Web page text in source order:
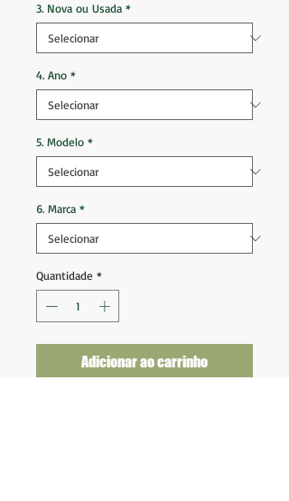
3. Nova ou Usada *
4. Ano *
5. Modelo *
6. Marca *
Quantidade *
Adicionar ao carrinho